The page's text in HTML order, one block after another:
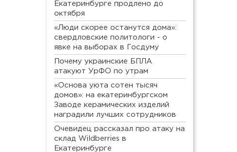
Екатеринбурге продлено до
октября
«Люди скорее останутся дома»:
свердловские политологи - о
явке на выборах в Госдуму
Почему украинские БПЛА
атакуют УрФО по утрам
«Основа уюта сотен тысяч
домов»: на екатеринбургском
Заводе керамических изделий
наградили лучших сотрудников
Очевидец рассказал про атаку на
склад Wildberries в
Екатеринбурге